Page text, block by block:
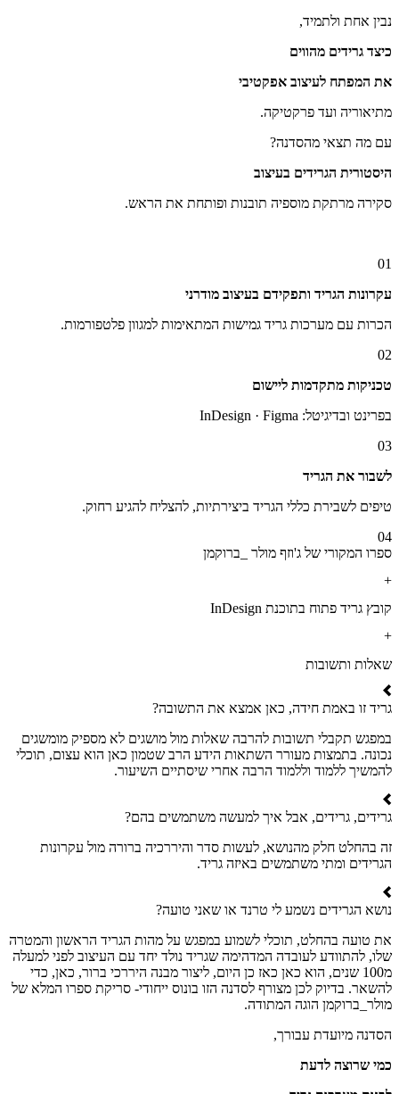
נבין אחת ולתמיד,
כיצד גרידים מהווים
את המפתח לעיצוב אפקטיבי
מתיאוריה ועד פרקטיקה.
עם מה תצאי מהסדנה?
היסטורית הגרידים בעיצוב
סקירה מרתקת מוספיה תובנות ופותחת את הראש.
01
עקרונות הגריד ותפקידם בעיצוב מודרני
הכרות עם מערכות גריד גמישות המתאימות למגוון פלטפורמות.
02
טכניקות מתקדמות ליישום
בפרינט ובדיגיטל: InDesign · Figma
03
לשבור את הגריד
טיפים לשבירת כללי הגריד ביצירתיות, להצליח להגיע רחוק.
04
ספרו המקורי של ג'וזף מולר _ברוקמן
+
קובץ גריד פתוח בתוכנת InDesign
+
שאלות ותשובות
גריד זו באמת חידה, כאן אמצא את התשובה?
במפגש תקבלי תשובות להרבה שאלות מול מושגים לא מספיק מומשגים
נכונה. בתמצות מעורר השתאות הידע הרב שטמון כאן הוא עצום, תוכלי
להמשיך ללמוד וללמוד הרבה אחרי שיסתיים השיעור.
גרידים, גרידים, אבל איך למעשה משתמשים בהם?
זה בהחלט חלק מהנושא, לעשות סדר והיררכיה ברורה מול עקרונות
הגרידים ומתי משתמשים באיזה גריד.
נושא הגרידים נשמע לי טרנד או שאני טועה?
את טועה בהחלט, תוכלי לשמוע במפגש על מהות הגריד הראשון והמטרה
שלו, להתוודע לעובדה המדהימה שגריד נולד יחד עם העיצוב לפני למעלה
מ100 שנים, הוא כאן כאז כן היום, ליצור מבנה היררכי ברור, כאן, כדי
להשאר. בדיוק לכן מצורף לסדנה הזו בונוס ייחודי- סריקת ספרו המלא של
מולר_ברוקמן הוגה המתודה.
הסדנה מיועדת עבורך,
כמי שרוצה לדעת